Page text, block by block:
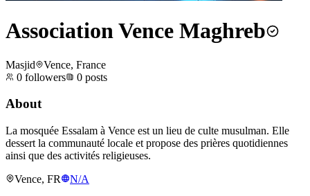
Association Vence Maghreb
Masjid
Vence, France
0 followers 0 posts
About
La mosquée Essalam à Vence est un lieu de culte musulman. Elle
dessert la communauté locale et propose des prières quotidiennes
ainsi que des activités religieuses.
Vence, FR
N/A